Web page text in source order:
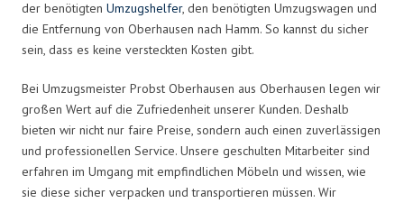
der benötigten Umzugshelfer, den benötigten Umzugswagen und
die Entfernung von Oberhausen nach Hamm. So kannst du sicher
sein, dass es keine versteckten Kosten gibt.
Bei Umzugsmeister Probst Oberhausen aus Oberhausen legen wir
großen Wert auf die Zufriedenheit unserer Kunden. Deshalb
bieten wir nicht nur faire Preise, sondern auch einen zuverlässigen
und professionellen Service. Unsere geschulten Mitarbeiter sind
erfahren im Umgang mit empfindlichen Möbeln und wissen, wie
sie diese sicher verpacken und transportieren müssen. Wir